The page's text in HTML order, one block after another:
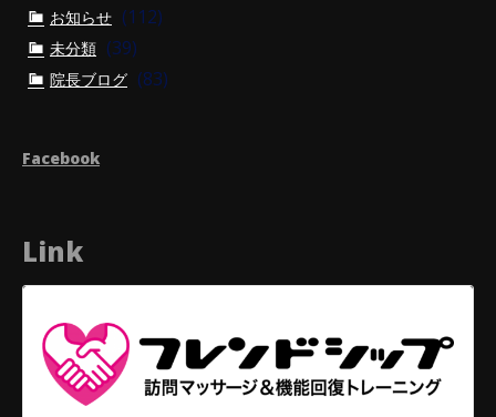
お知らせ (112)
未分類 (39)
院長ブログ (83)
Facebook
Link